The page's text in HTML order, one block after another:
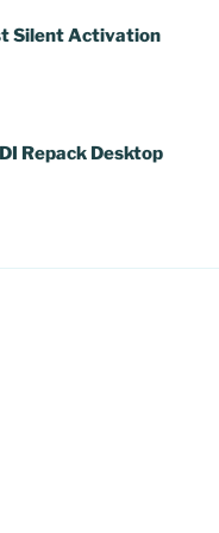
Silent Activation
Repack Desktop